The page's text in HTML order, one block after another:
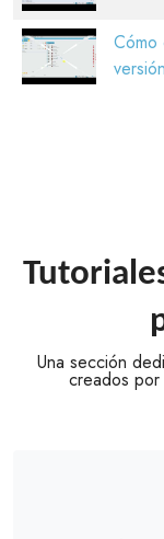
Cómo
Una sección
creados